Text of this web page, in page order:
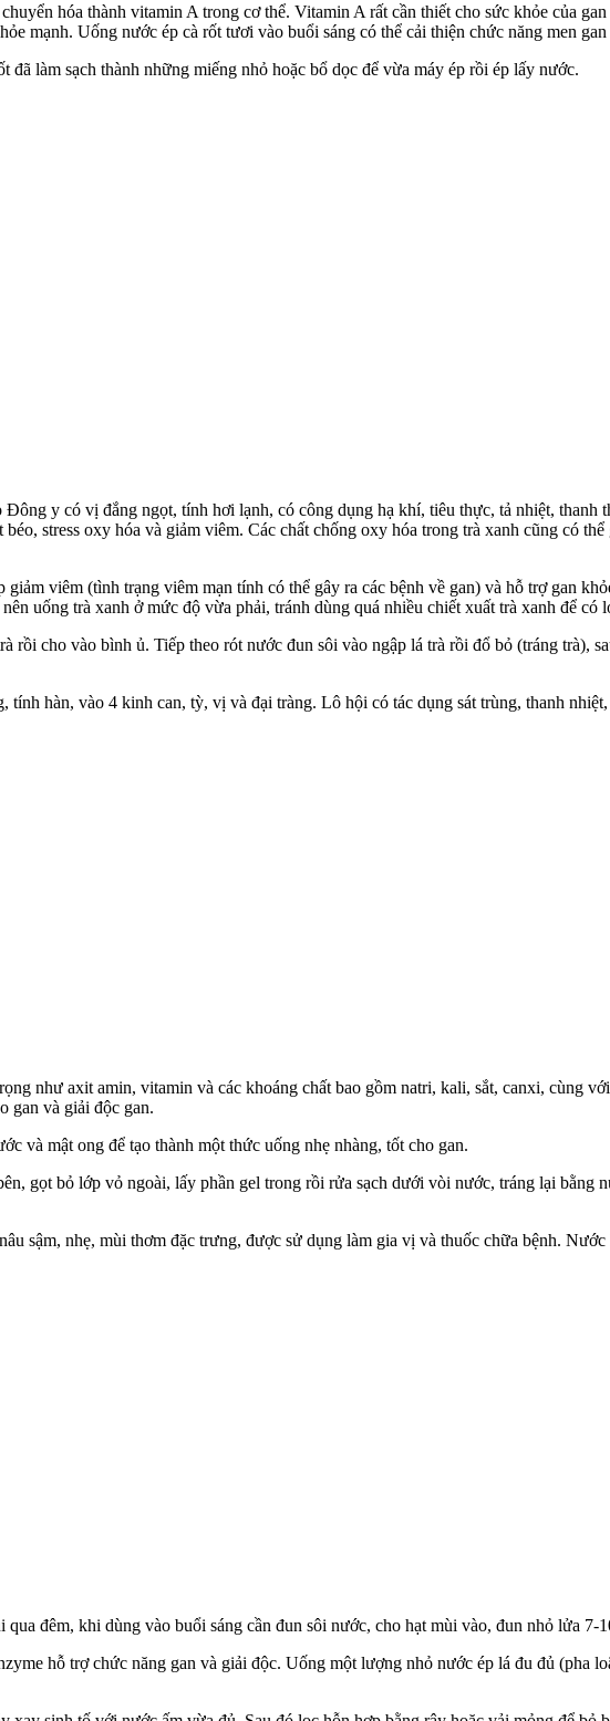
hóa thành vitamin A trong c‌ơ th‌ể. Vitamin A rất cần thiết cho sức khỏe của
mạnh. Uống nước ép cà rốt tươi vào buổi sáng có thể cải thiện chức năng men
đã làm sạch thành những miếng nhỏ hoặc bổ dọc để vừa máy ép rồi ép lấy nước.
Đông y có vị đắng ngọt, tính hơi lạnh, có công dụng hạ khí, tiêu thực, tả nhiệt, thanh
stress oxy hóa và giảm viêm. Các chất chống oxy hóa trong trà xanh cũng có
viêm (tình trạng viêm mạn tính có thể gây ra các bệnh về gan) và hỗ trợ gan
uống trà xanh ở mức độ vừa phải, tránh dùng quá nhiều chiết xuất trà xanh để có
rồi cho vào bình ủ. Tiếp theo rót nước đun sôi vào ngập lá trà rồi đổ bỏ (tráng trà),
tính hàn, vào 4 kinh can, tỳ, vị và đại tràng. Lô hội có tác dụng sát trùng, thanh
như axit amin, vitamin và các khoáng chất bao gồm natri, kali, sắt, canxi, cùng
gan và giải độc gan.
và mật ong để tạo thành một thức uống nhẹ nhàng, tốt cho gan.
gọt bỏ lớp vỏ ngoài, lấy phần gel trong rồi rửa sạch dưới vòi nước, tráng lại bằng
sậm, nhẹ, mùi thơm đặc trưng, được sử dụng làm gia vị và thuốc chữa bệnh.
đêm, khi dùng vào buổi sáng cần đun sôi nước, cho hạt mùi vào, đun nhỏ lửa 7-
hỗ trợ chức năng gan và giải độc. Uống một lượng nhỏ nước ép lá đu đủ (pha